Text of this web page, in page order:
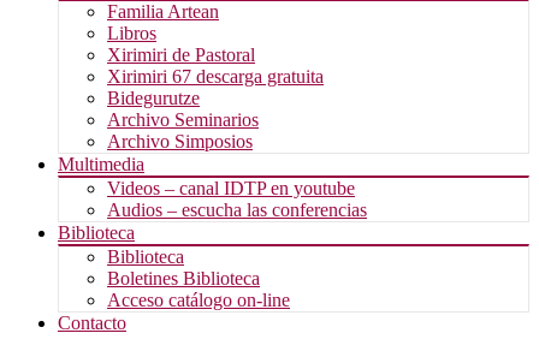
Familia Artean
Libros
Xirimiri de Pastoral
Xirimiri 67 descarga gratuita
Bidegurutze
Archivo Seminarios
Archivo Simposios
Multimedia
Videos – canal IDTP en youtube
Audios – escucha las conferencias
Biblioteca
Biblioteca
Boletines Biblioteca
Acceso catálogo on-line
Contacto